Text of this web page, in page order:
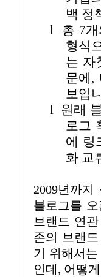
백 정
l
총 7
형식
는 자
문에 ,
보입
l
원래
로그
에 링
화 교
2009년까지
블로그를 오
브랜드 연
존의 브랜
기 위해서
인데 , 어떻